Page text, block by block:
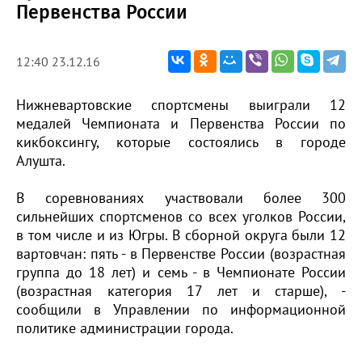
Первенства России
12:40 23.12.16
Нижневартовские спортсмены выиграли 12
медалей Чемпионата и Первенства России по
кикбоксингу, которые состоялись в городе
Алушта.
В соревнованиях участвовали более 300
сильнейших спортсменов со всех уголков России,
в том числе и из Югры. В сборной округа были 12
вартовчан: пять - в Первенстве России (возрастная
группа до 18 лет) и семь - в Чемпионате России
(возрастная категория 17 лет и старше), -
сообщили в Управлении по информационной
политике администрации города.